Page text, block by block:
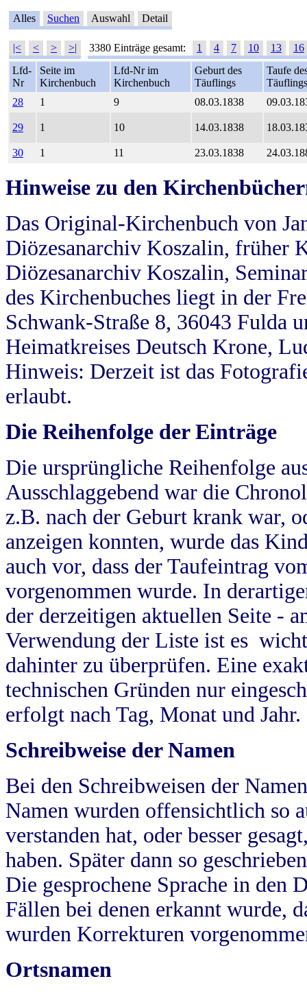
Alles Suchen Auswahl Detail
|< < > >| 3380 Einträge gesamt: 1 4 7 10 13
16
Lfd-
Nr
Seite im
Kirchenbuch
Lfd-Nr im
Kirchenbuch
Geburt des
Täuflings
Taufe
Täuflings
28
1 9 08.03.1838
29 1 10 14.03.1838
30 1 11 23.03.1838
Hinweise zu den
Das Original-Kirchenbuch von
Diözesanarchiv Koszalin, früher
Diözesanarchiv Koszalin,
des Kirchenbuches liegt in der
Schwank-Straße 8, 36043 Fulda
Heimatkreises Deutsch Krone,
Hinweis: Derzeit ist das
erlaubt.
Die Reihenfolge der Einträge
Die ursprüngliche Reihenfolge
Ausschlaggebend war die
z.B. nach der Geburt krank war,
anzeigen konnten, wurde das
auch vor, dass der Taufeintrag
vorgenommen wurde. In
der derzeitigen aktuellen Seite -
Verwendung der Liste ist es
dahinter zu überprüfen. Eine
technischen Gründen nur
erfolgt nach Tag, Monat und Jahr.
Schreibweise der Namen
Bei den Schreibweisen der
Namen wurden offensichtlich so
verstanden hat, oder besser
haben. Später dann so
Die gesprochene Sprache in
Fällen bei denen erkannt wurde,
wurden Korrekturen
Ortsnamen